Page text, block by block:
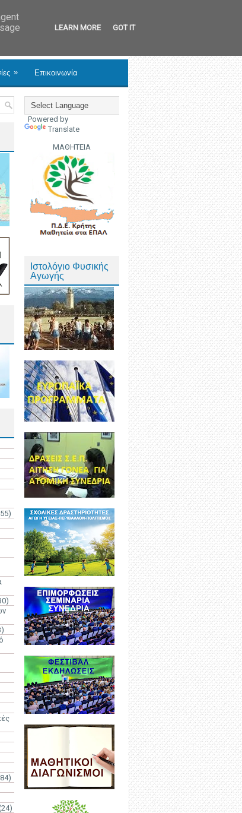
» Επικοινωνία
Powered by
Translate
ΜΑΘΗΤΕΙΑ
Ιστολόγιο Φυσικής
Αγωγής
LEARN MORE GOT IT